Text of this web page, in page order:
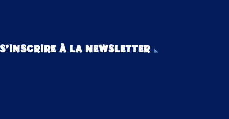
S’INSCRIRE À LA NEWSLETTER